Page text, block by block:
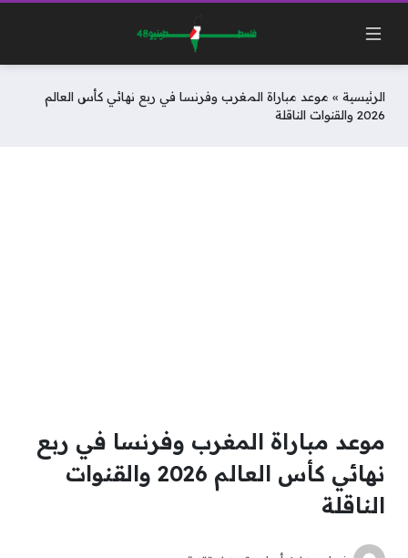
الرئيسية » موعد مباراة المغرب وفرنسا في ربع نهائي كأس العالم
2026 والقنوات الناقلة
موعد مباراة المغرب وفرنسا في ربع
نهائي كأس العالم 2026 والقنوات
الناقلة